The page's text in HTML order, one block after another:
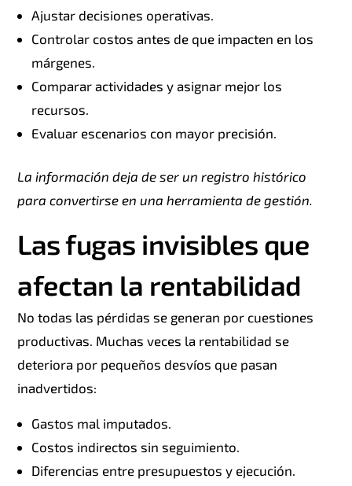
Ajustar decisiones operativas.
Controlar costos antes de que impacten en los
márgenes.
Comparar actividades y asignar mejor los
recursos.
Evaluar escenarios con mayor precisión.
La información deja de ser un registro histórico
para convertirse en una herramienta de gestión.
Las fugas invisibles que
afectan la rentabilidad
No todas las pérdidas se generan por cuestiones
productivas. Muchas veces la rentabilidad se
deteriora por pequeños desvíos que pasan
inadvertidos:
Gastos mal imputados.
Costos indirectos sin seguimiento.
Diferencias entre presupuestos y ejecución.